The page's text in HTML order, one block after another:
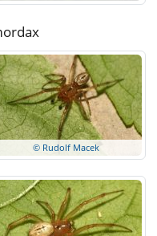
© Rudolf Macek